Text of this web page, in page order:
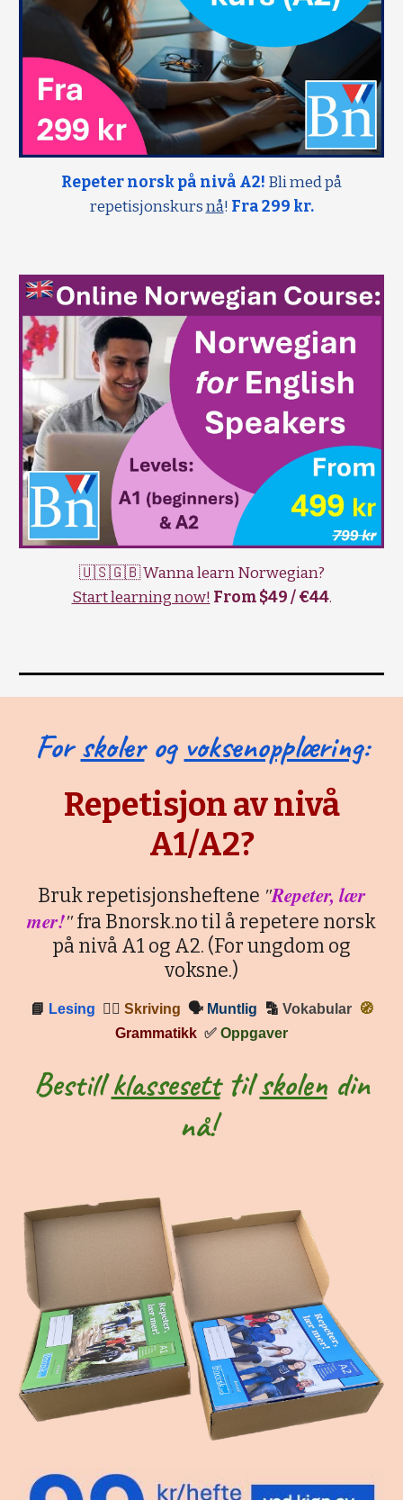
Repeter norsk på nivå A2! Bli med på
repetisjonskursnå! Fra 299 kr.
🇺🇸🇬🇧 Wanna learn Norwegian?
Start learning now! From $49 / €44.
Forskolerog voksenopplæring:
Repetisjon av nivå
A1/A2?
Bruk repetisjonsheftene "Repeter, lær
mer!"fra Bnorsk.no til å repetere norsk
på nivå A1 og A2. (For ungdom og
voksne.)
📘 Lesing ✍🏼 Skriving 🗣 Muntlig 🔡 Vokabular
🧭
Grammatikk ✅ Oppgaver
Bestillklassesetttilskolendin
nå!